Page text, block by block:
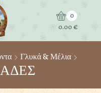
0
0.00€
Γλυκά & Μέλια